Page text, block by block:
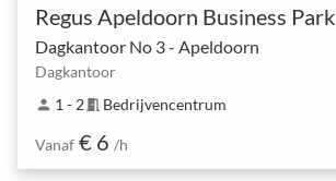
Regus Apeldoorn Business Park
Dagkantoor No 3 - Apeldoorn
Dagkantoor
person 1 - 2meeting_room Bedrijvencentrum
Vanaf € 6 /h